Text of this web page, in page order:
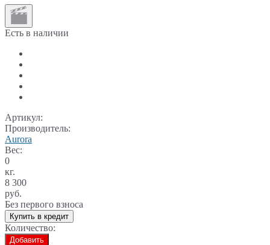
Есть в наличии
Артикул:
Производитель:
Aurora
Вес:
0
кг.
8 300
руб.
Без первого взноса
Купить в кредит
Количество:
Добавить